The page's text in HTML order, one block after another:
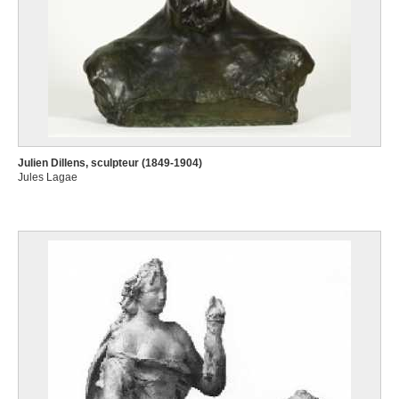
Julien Dillens, sculpteur (1849-1904)
Jules Lagae